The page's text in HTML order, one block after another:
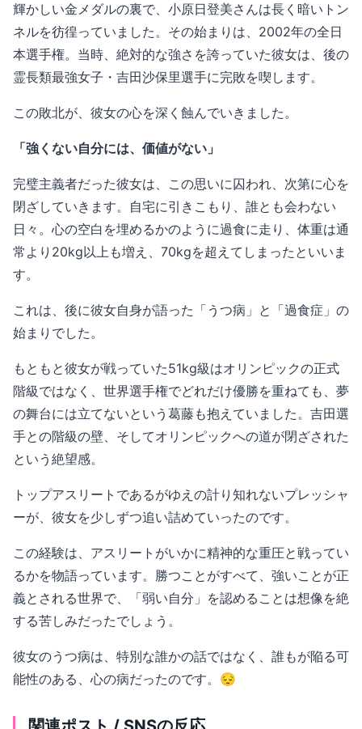
輝かしい金メダルの裏で、小原日登美さんは長く暗いトン
ネルを彷徨っていました。その始まりは、2002年の全日
本選手権。当時、絶対的な強さを誇っていた彼女は、後の
霊長類最強女子・吉田沙保里選手に完敗を喫します。
この敗北が、彼女の心を深く蝕んでいきました。
「強くない自分には、価値がない」
完璧主義者だった彼女は、この思いに囚われ、次第に心を
閉ざしていきます。自宅に引きこもり、誰とも会わない
日々。心の空白を埋めるかのように過食に走り、体重は通
常より20kg以上も増え、70kgを超えてしまったといいま
す。
これは、後に彼女自身が語った「うつ病」と「過食症」の
始まりでした。
もともと彼女が戦っていた51kg級はオリンピックの正式
階級ではなく、世界選手権でどれだけ優勝を重ねても、夢
の舞台には立てないという葛藤も抱えていました。吉田選
手との階級の壁、そしてオリンピックへの道が閉ざされた
という絶望感。
トップアスリートであるがゆえの計り知れないプレッシャ
ーが、彼女を少しずつ追い詰めていったのです。
この経験は、アスリートがいかに精神的な重圧と戦ってい
るかを物語っています。勝つことがすべて、強いことが正
義とされる世界で、「弱い自分」を認めることは想像を絶
する苦しみだったでしょう。
彼女のうつ病は、特別な誰かの話ではなく、誰もが陥る可
能性のある、心の病だったのです。😔